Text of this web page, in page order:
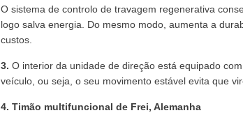
O sistema de controlo de travagem regenerativa
logo salva energia. Do mesmo modo, aumenta a
custos.
3. O interior da unidade de direção está equipado
veículo, ou seja, o seu movimento estável evita que
4. Timão multifuncional de Frei, Alemanha